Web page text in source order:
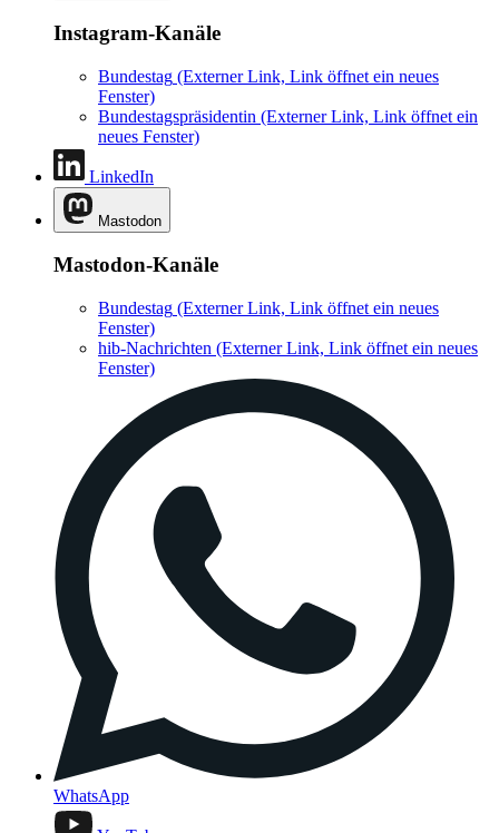
Instagram-Kanäle
Bundestag (Externer Link, Link öffnet ein neues
Fenster)
Bundestagspräsidentin (Externer Link, Link öffnet ein
neues Fenster)
LinkedIn
Mastodon
Mastodon-Kanäle
Bundestag (Externer Link, Link öffnet ein neues
Fenster)
hib-Nachrichten (Externer Link, Link öffnet ein neues
Fenster)
WhatsApp